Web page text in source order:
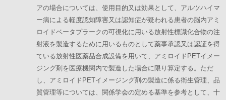
アの場合については、使用目的又は効果として、アルツハイマ
ー病による軽度認知障害又は認知症が疑われる患者の脳内アミ
ロイドベータプラークの可視化に用いる放射性標識化合物の注
射液を製造するために用いるものとして薬事承認又は認証を得
ている放射性医薬品合成設備を用いて、アミロイドPETイメー
ジング剤を医療機関内で製造した場合に限り算定する。ただ
し、アミロイドPETイメージング剤の製造に係る衛生管理、品
質管理等については、関係学会の定める基準を参考として、十